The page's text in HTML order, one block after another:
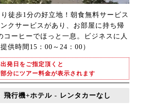
徒歩1分の好立地！朝食無料サービス
クサービスがあり、お部屋に持ち帰
コーヒーでほっと一息。ビジネスに人
供時間15：00～24：00）
出発日をご指定頂くと
分にツアー料金が表示されます
飛行機+ホテル - レンタカーなし